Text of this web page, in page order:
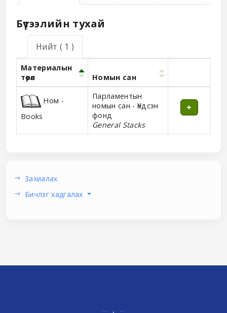
Бүтээлийн тухай
Нийт ( 1 )
Материалын
төрөл
Номын сан
Ном -
Books
Парламентын
номын сан - Үндсэн
фонд
General Stacks
Захиалах
Бичлэг хадгалах